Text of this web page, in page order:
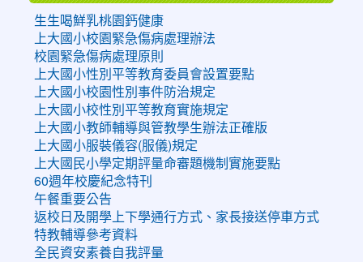
生生喝鮮乳桃園鈣健康
上大國小校園緊急傷病處理辦法
校園緊急傷病處理原則
上大國小性別平等教育委員會設置要點
上大國小校園性別事件防治規定
上大國小校性別平等教育實施規定
上大國小教師輔導與管教學生辦法正確版
上大國小服裝儀容(服儀)規定
上大國民小學定期評量命審題機制實施要點
60週年校慶紀念特刊
午餐重要公告
返校日及開學上下學通行方式、家長接送停車方式
特教輔導參考資料
全民資安素養自我評量